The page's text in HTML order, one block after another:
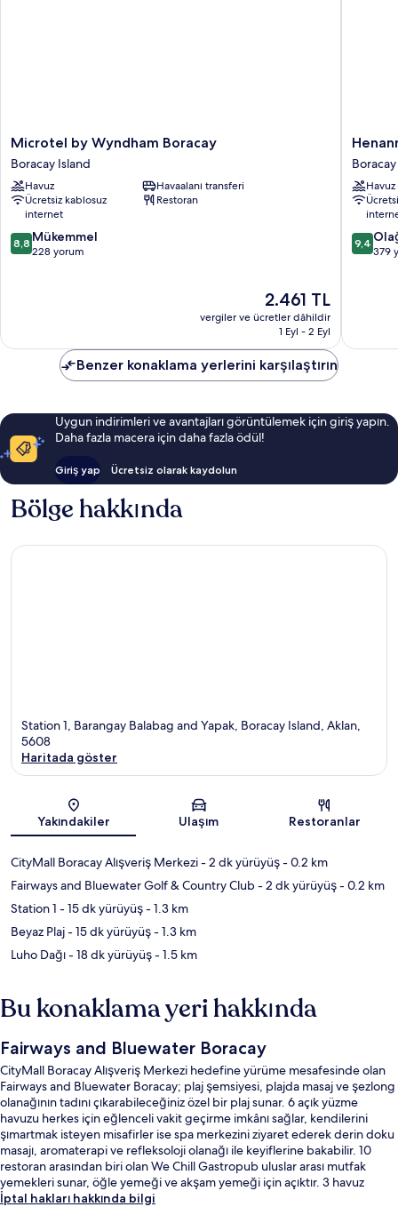
Microtel
by
Wyndham
Boracay
Boracay
Island
Microtel by Wyndham Boracay
Boracay Island
Havuz
Havaalanı transferi
Ücretsiz kablosuz
internet
Restoran
10
üzerinden
8,8 Mükemmel
228 yorum
Güncel
fiyat:
2.461 TL
2.461 TL
vergiler ve ücretler dâhildir
1 Eyl - 2 Eyl
Henann
Park
Resort
Boracay
Island
Havuz
10
9,4
379
Benzer konaklama yerlerini karşılaştırın
Uygun indirimleri ve avantajları görüntülemek için giriş yapın.
Daha fazla macera için daha fazla ödül!
Giriş yap Ücretsiz olarak kaydolun
Bölge hakkında
Station 1, Barangay Balabag and Yapak, Boracay Island, Aklan,
5608
Haritada göster
Yakındakiler Ulaşım Restoranlar
CityMall Boracay Alışveriş Merkezi- 2 dk yürüyüş- 0.2 km
Fairways and Bluewater Golf & Country Club- 2 dk yürüyüş- 0.2 km
Station 1 - 15 dk yürüyüş- 1.3 km
Beyaz Plaj- 15 dk yürüyüş- 1.3 km
Luho Dağı- 18 dk yürüyüş- 1.5 km
Bu konaklama yeri hakkında
Fairways and Bluewater Boracay
CityMall Boracay Alışveriş Merkezi hedefine yürüme mesafesinde olan
Fairways and Bluewater Boracay; plaj şemsiyesi, plajda masaj ve şezlong
olanağının tadını çıkarabileceğiniz özel bir plaj sunar. 6 açık yüzme
havuzu herkes için eğlenceli vakit geçirme imkânı sağlar, kendilerini
şımartmak isteyen misafirler ise spa merkezini ziyaret ederek derin doku
masajı, aromaterapi ve refleksoloji olanağı ile keyiflerine bakabilir. 10
restoran arasından biri olan We Chill Gastropub uluslar arası mutfak
yemekleri sunar, öğle yemeği ve akşam yemeği için açıktır. 3 havuz
kenarı barı, golf sahası ve spor salonu diğer öne çıkan özellikler
İptal hakları hakkında bilgi